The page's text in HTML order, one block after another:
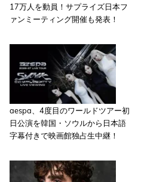
17万人を動員！サプライズ日本フ
ァンミーティング開催も発表！
aespa、4度目のワールドツアー初
日公演を韓国・ソウルから日本語
字幕付きで映画館独占生中継！